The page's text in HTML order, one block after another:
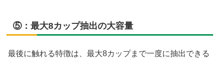
⑤：最大8カップ抽出の大容量
最後に触れる特徴は、最大8カップまで一度に抽出できる